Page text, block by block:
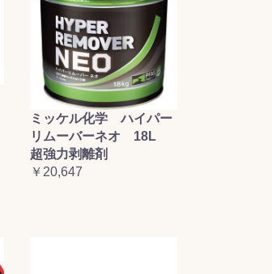
ミッケル化学 ハイパー
リムーバーネオ 18L
超強力剥離剤
￥20,647